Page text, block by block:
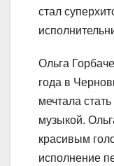
стал
Ольга
года в
мечтала
музыкой.
красивым
исполнение